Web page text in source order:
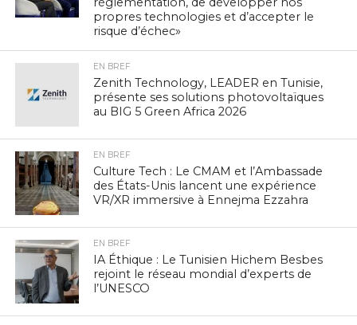
propres technologies et d’accepter le
risque d’échec»
EN BREF
Zenith Technology, LEADER en Tunisie,
présente ses solutions photovoltaïques
au BIG 5 Green Africa 2026
EN BREF
Culture Tech : Le CMAM et l’Ambassade
des États-Unis lancent une expérience
VR/XR immersive à Ennejma Ezzahra
EN BREF
IA Éthique : Le Tunisien Hichem Besbes
rejoint le réseau mondial d’experts de
l’UNESCO